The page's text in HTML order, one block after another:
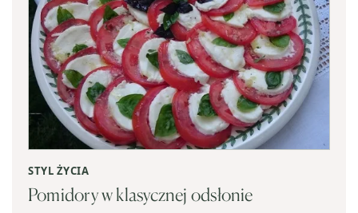
STYL ŻYCIA
Pomidory w klasycznej odsłonie